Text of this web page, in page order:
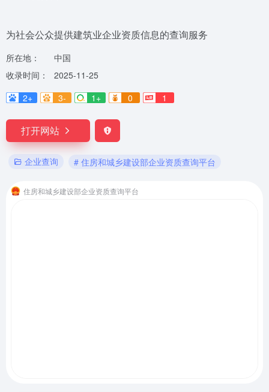
为社会公众提供建筑业企业资质信息的查询服务
所在地：
中国
收录时间：
2025-11-25
2+
3- 1+ 0 1
打开网站
企业查询 # 住房和城乡建设部企业资质查询平台
住房和城乡建设部企业资质查询平台